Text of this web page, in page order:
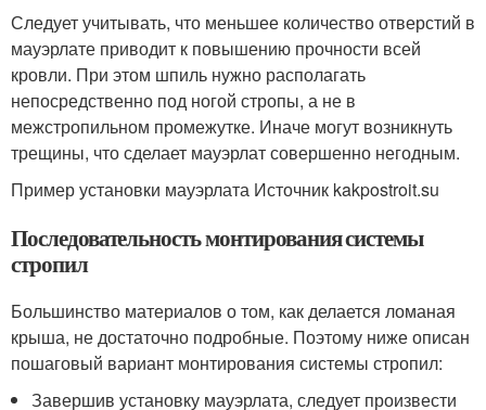
Следует учитывать, что меньшее количество отверстий в
мауэрлате приводит к повышению прочности всей
кровли. При этом шпиль нужно располагать
непосредственно под ногой стропы, а не в
межстропильном промежутке. Иначе могут возникнуть
трещины, что сделает мауэрлат совершенно негодным.
Пример установки мауэрлата Источник kakpostroit.su
Последовательность монтирования системы
стропил
Большинство материалов о том, как делается ломаная
крыша, не достаточно подробные. Поэтому ниже описан
пошаговый вариант монтирования системы стропил:
Завершив установку мауэрлата, следует произвести